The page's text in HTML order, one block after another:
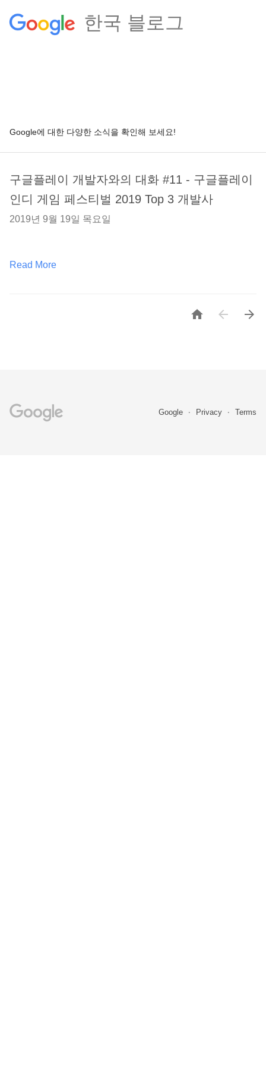
한국 블로그
Google에 대한 다양한 소식을 확인해 보세요!
구글플레이 개발자와의 대화 #11 - 구글플레이
인디 게임 페스티벌 2019 Top 3 개발사
2019년 9월 19일 목요일
Read More
  
Google Privacy Terms